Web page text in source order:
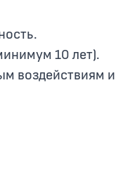
10 лет).
воздействиям и